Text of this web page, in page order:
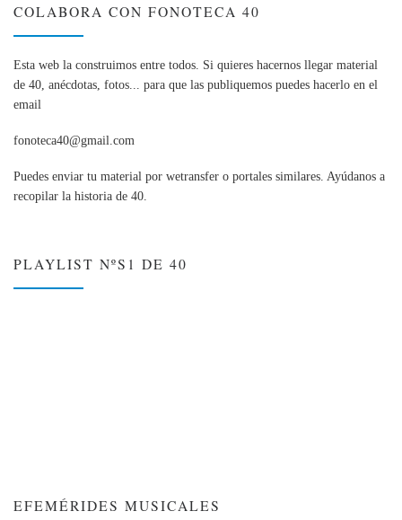
COLABORA CON FONOTECA 40
Esta web la construimos entre todos. Si quieres hacernos llegar material
de 40, anécdotas, fotos... para que las publiquemos puedes hacerlo en el
email
fonoteca40@gmail.com
Puedes enviar tu material por wetransfer o portales similares. Ayúdanos a
recopilar la historia de 40.
PLAYLIST NºS1 DE 40
EFEMÉRIDES MUSICALES